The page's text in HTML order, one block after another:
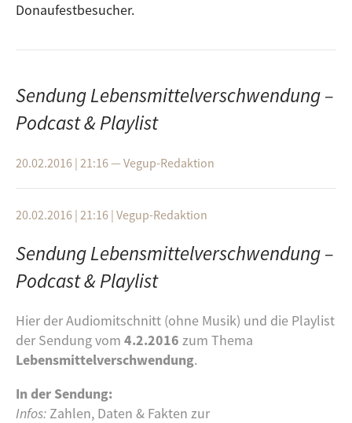
Donaufestbesucher.
Sendung Lebensmittelverschwendung –
Podcast & Playlist
20.02.2016 | 21:16— Vegup-Redaktion
20.02.2016 | 21:16 | Vegup-Redaktion
Sendung Lebensmittelverschwendung –
Podcast & Playlist
Hier der Audiomitschnitt (ohne Musik) und die Playlist
der Sendung vom 4.2.2016 zum Thema
Lebensmittelverschwendung.
In der Sendung:
Infos: Zahlen, Daten & Fakten zur